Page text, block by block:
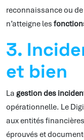
reconnaissance ou
n’atteigne les
3.
et bien
La gestion des
opérationnelle. Le
aux entités
éprouvés et